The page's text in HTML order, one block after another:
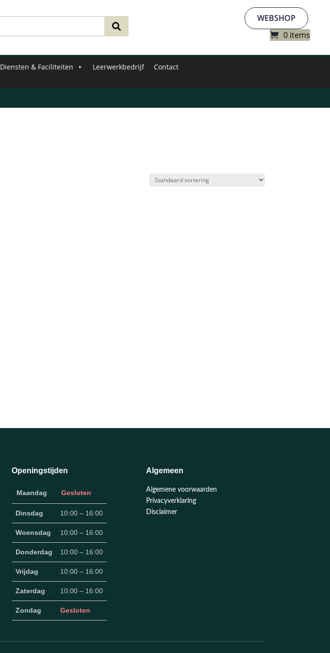
WEBSHOP
0 items
Diensten & Faciliteiten Leerwerkbedrijf Contact
Openingstijden
Maandag Gesloten
Dinsdag 10:00 – 16:00
Woensdag 10:00 – 16:00
Donderdag 10:00 – 16:00
Vrijdag 10:00 – 16:00
Zaterdag 10:00 – 16:00
Zondag Gesloten
Algemeen
Algemene voorwaarden
Privacyverklaring
Disclaimer